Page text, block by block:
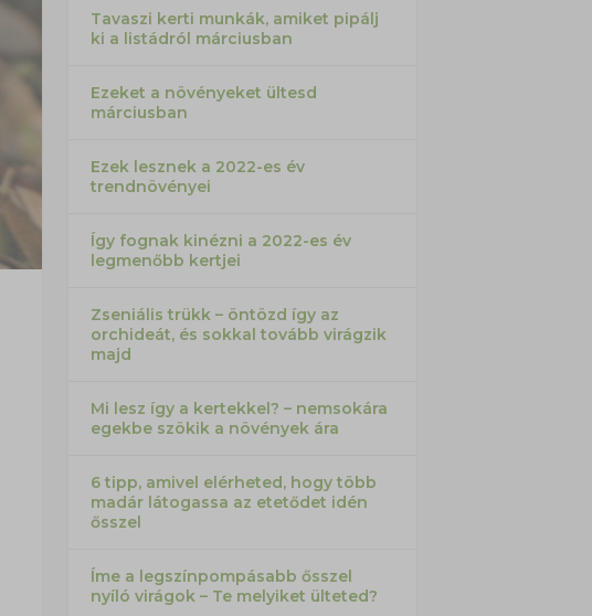
Tavaszi kerti munkák, amiket pipálj
ki a listádról márciusban
Ezeket a növényeket ültesd
márciusban
Ezek lesznek a 2022-es év
trendnövényei
Így fognak kinézni a 2022-es év
legmenőbb kertjei
Zseniális trükk – öntözd így az
orchideát, és sokkal tovább virágzik
majd
Mi lesz így a kertekkel? – nemsokára
egekbe szökik a növények ára
6 tipp, amivel elérheted, hogy több
madár látogassa az etetődet idén
ősszel
Íme a legszínpompásabb ősszel
nyíló virágok – Te melyiket ülteted?